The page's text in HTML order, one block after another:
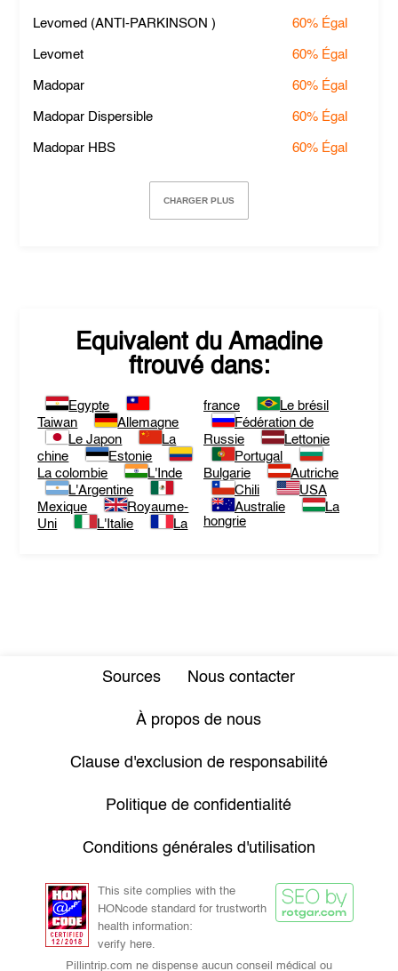
Levomed (ANTI-PARKINSON ) 60% Égal
Levomet 60% Égal
Madopar 60% Égal
Madopar Dispersible 60% Égal
Madopar HBS 60% Égal
CHARGER PLUS
Equivalent du Amadine
ftrouvé dans:
Egypte
Taiwan
Allemagne
Le Japon
La
chine
Estonie
La colombie
L'Inde
L'Argentine
Mexique
Royaume-
Uni
L'Italie La
france
Le brésil
Fédération de
Russie
Lettonie
Portugal
Bulgarie
Autriche
Chili
USA
Australie
La
hongrie
Sources Nous contacter
À propos de nous
Clause d'exclusion de responsabilité
Politique de confidentialité
Conditions générales d'utilisation
This site complies with the
HONcode standard for trustworth
health information:
verify here.
Pillintrip.com ne dispense aucun conseil médical ou